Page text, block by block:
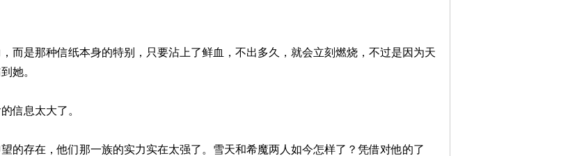
而是那种信纸本身的特别，只要沾上了鲜血，不出多久，就会立刻燃烧，不过是因为天
她。
信息太大了。
的存在，他们那一族的实力实在太强了。雪天和希魔两人如今怎样了？凭借对他的了